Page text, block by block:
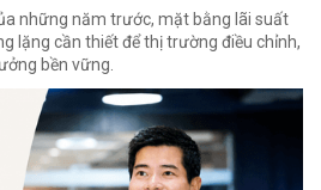
những năm trước, mặt bằng lãi suất
lặng cần thiết để thị trường điều chỉnh,
bền vững.